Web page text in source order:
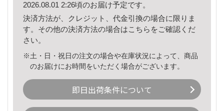
2026.08.01 2:26頃のお届け予定です。
決済方法が、クレジット、代金引換の場合に限りま
す。その他の決済方法の場合はこちら をご確認くだ
さい。
※土・日・祝日の注文の場合や在庫状況によって、商品
のお届けにお時間をいただく場合がございます。
即日出荷条件について